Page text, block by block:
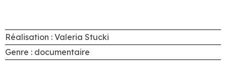
Réalisation : Valeria Stucki
Genre : documentaire